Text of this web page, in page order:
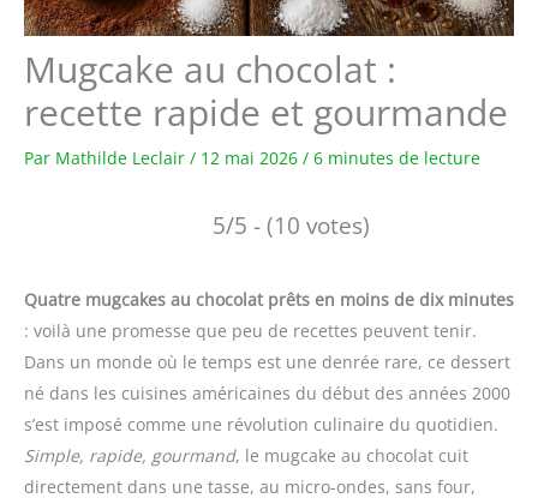
Mugcake au chocolat :
recette rapide et gourmande
Par Mathilde Leclair / 12 mai 2026 / 6 minutes de lecture
5/5 - (10 votes)
Quatre mugcakes au chocolat prêts en moins de dix minutes
: voilà une promesse que peu de recettes peuvent tenir.
Dans un monde où le temps est une denrée rare, ce dessert
né dans les cuisines américaines du début des années 2000
s’est imposé comme une révolution culinaire du quotidien.
Simple, rapide, gourmand, le mugcake au chocolat cuit
directement dans une tasse, au micro-ondes, sans four,